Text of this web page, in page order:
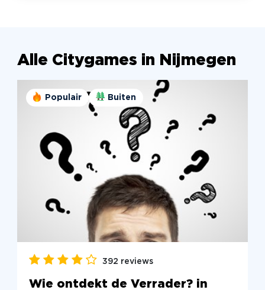
Alle Citygames in Nijmegen
Populair Buiten
392 reviews
Wie ontdekt de Verrader? in